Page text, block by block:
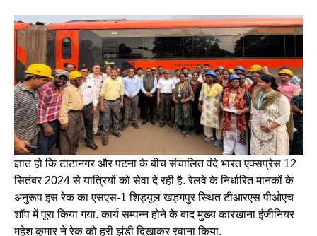
ज्ञात हो कि टाटानगर और पटना के बीच संचालित वंदे भारत एक्सप्रेस 12
सितंबर 2024 से यात्रियों को सेवा दे रही है. रेलवे के निर्धारित मानकों के
अनुरूप इस रेक का एसएस-1 शिड्यूल खड़गपुर स्थित टीआरएस पीओएच
शॉप में पूरा किया गया. कार्य सम्पन्न होने के बाद मुख्य कारखाना इंजीनियर
महेश कुमार ने रेक को हरी झंडी दिखाकर रवाना किया.